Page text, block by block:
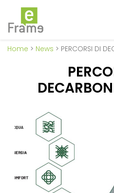
Home > News > PERCORSI DI